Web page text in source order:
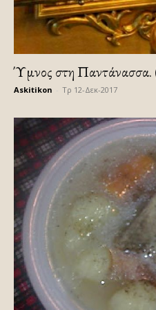
Ύμνος στη Παντάνασσα.
Askitikon Τρ 12-Δεκ-2017